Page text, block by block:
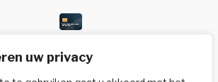
uw privacy